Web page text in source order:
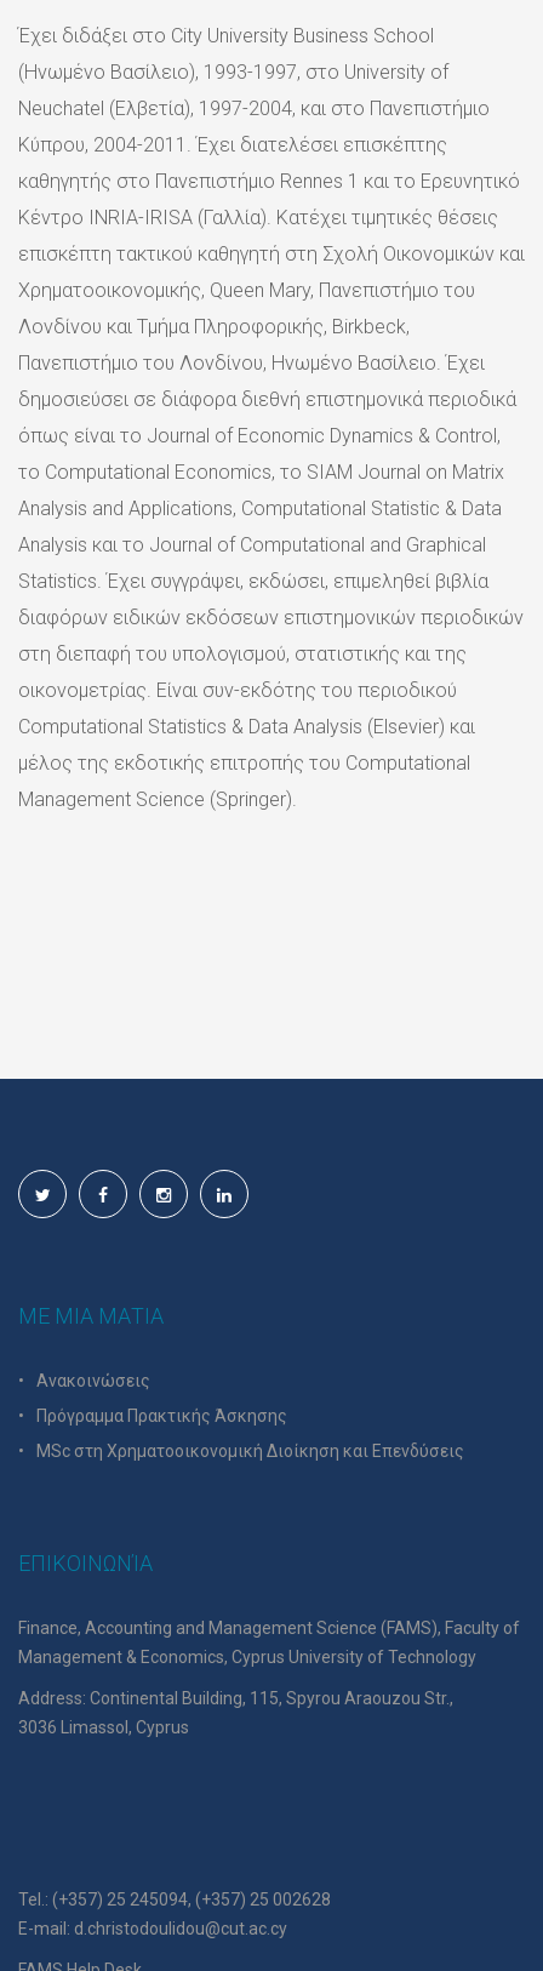
Έχει διδάξει στο City University Business School
(Ηνωμένο Βασίλειο), 1993-1997, στο University of
Neuchatel (Ελβετία), 1997-2004, και στο Πανεπιστήμιο
Κύπρου, 2004-2011. Έχει διατελέσει επισκέπτης
καθηγητής στο Πανεπιστήμιο Rennes 1 και το Ερευνητικό
Κέντρο INRIA-IRISA (Γαλλία). Κατέχει τιμητικές θέσεις
επισκέπτη τακτικού καθηγητή στη Σχολή Οικονομικών και
Χρηματοοικονομικής, Queen Mary, Πανεπιστήμιο του
Λονδίνου και Τμήμα Πληροφορικής, Birkbeck,
Πανεπιστήμιο του Λονδίνου, Ηνωμένο Βασίλειο. Έχει
δημοσιεύσει σε διάφορα διεθνή επιστημονικά περιοδικά
όπως είναι το Journal of Economic Dynamics & Control,
το Computational Economics, το SIAM Journal on Matrix
Analysis and Applications, Computational Statistic & Data
Analysis και το Journal of Computational and Graphical
Statistics. Έχει συγγράψει, εκδώσει, επιμεληθεί βιβλία
διαφόρων ειδικών εκδόσεων επιστημονικών περιοδικών
στη διεπαφή του υπολογισμού, στατιστικής και της
οικονομετρίας. Είναι συν-εκδότης του περιοδικού
Computational Statistics & Data Analysis (Elsevier) και
μέλος της εκδοτικής επιτροπής του Computational
Management Science (Springer).
ΜΕ ΜΙΑ ΜΑΤΙΑ
Ανακοινώσεις
Πρόγραμμα Πρακτικής Άσκησης
MSc στη Χρηματοοικονομική Διοίκηση και Επενδύσεις
ΕΠΙΚΟΙΝΩΝΊΑ
Finance, Accounting and Management Science (FAMS), Faculty of
Management & Economics, Cyprus University of Technology
Address: Continental Building, 115, Spyrou Araouzou Str.,
3036 Limassol, Cyprus
Tel.: (+357) 25 245094, (+357) 25 002628
E-mail: d.christodoulidou@cut.ac.cy